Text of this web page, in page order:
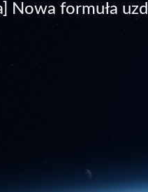
Nowa formuła